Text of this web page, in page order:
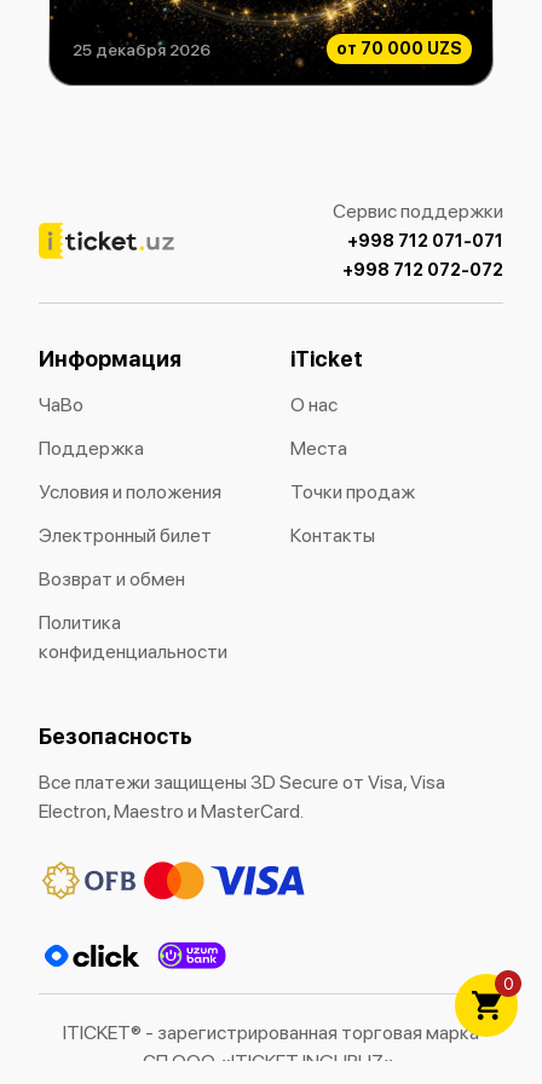
0
от 70 000 UZS
Филармония Шоу
25 декабря 2026
Сервис поддержки
+998 712 071-071
+998 712 072-072
Информация
ЧаВо
Поддержка
Условия и положения
Электронный билет
Возврат и обмен
Политика
конфиденциальности
iTicket
О нас
Места
Точки продаж
Контакты
Безопасность
Все платежи защищены 3D Secure от Visa, Visa
Electron, Maestro и MasterCard.
ITICKET® - зарегистрированная торговая марка
СП ООО «ITICKET INGURUZ».